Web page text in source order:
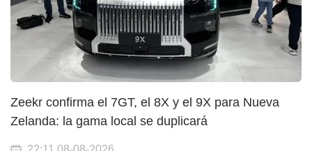
Zeekr confirma el 7GT, el 8X y el 9X para Nueva
Zelanda: la gama local se duplicará